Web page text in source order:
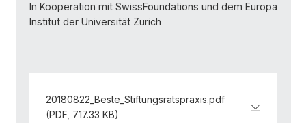
In Kooperation mit SwissFoundations und dem Europa
Institut der Universität Zürich
20180822_Beste_Stiftungsratspraxis.pdf
(PDF, 717.33 KB)